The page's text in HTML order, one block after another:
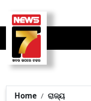
Home
ରାଜ୍ୟ